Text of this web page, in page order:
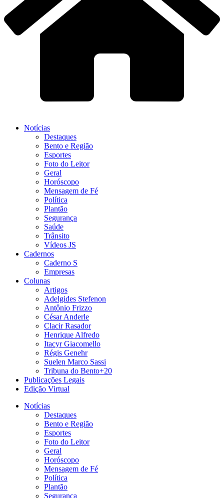
Notícias
Destaques
Bento e Região
Esportes
Foto do Leitor
Geral
Horóscopo
Mensagem de Fé
Política
Plantão
Segurança
Saúde
Trânsito
Vídeos JS
Cadernos
Caderno S
Empresas
Colunas
Artigos
Adelgides Stefenon
Antônio Frizzo
César Anderle
Clacir Rasador
Henrique Alfredo
Itacyr Giacomello
Régis Genehr
Suelen Marco Sassi
Tribuna do Bento+20
Publicações Legais
Edição Virtual
Notícias
Destaques
Bento e Região
Esportes
Foto do Leitor
Geral
Horóscopo
Mensagem de Fé
Política
Plantão
Segurança